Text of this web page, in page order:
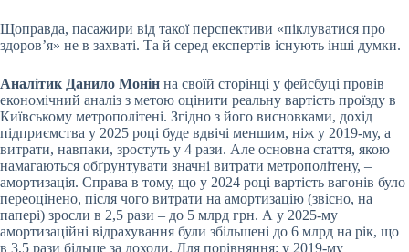
Щоправда, пасажири від такої перспективи «піклуватися про
здоров’я» не в захваті. Та й серед експертів існують інші думки.
Аналітик Данило Монін на своїй сторінці у фейсбуці провів
економічний аналіз з метою оцінити реальну вартість проїзду в
Київському метрополітені. Згідно з його висновками, дохід
підприємства у 2025 році буде вдвічі меншим, ніж у 2019-му, а
витрати, навпаки, зростуть у 4 рази. Але основна стаття, якою
намагаються обґрунтувати значні витрати метрополітену, –
амортизація. Справа в тому, що у 2024 році вартість вагонів було
переоцінено, після чого витрати на амортизацію (звісно, на
папері) зросли в 2,5 рази – до 5 млрд грн. А у 2025-му
амортизаційні відрахування були збільшені до 6 млрд на рік, що
в 3,5 рази більше за доходи. Для порівняння: у 2019-му